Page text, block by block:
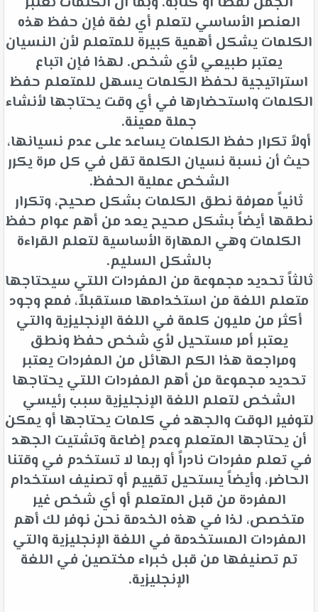
العنصر الأساسي لتعلم أي لغة فإن حفظ هذه
الكلمات يشكل أهمية كبيرة للمتعلم لأن النسيان
يعتبر طبيعي لأي شخص. لهذا فإن اتباع
استراتيجية لحفظ الكلمات يسهل للمتعلم حفظ
الكلمات واستحضارها في أي وقت يحتاجها لأنشاء
جملة معينة.
أولاً تكرار حفظ الكلمات يساعد على عدم نسيانها،
حيث أن نسبة نسيان الكلمة تقل في كل مرة يكرر
الشخص عملية الحفظ.
ثانياً معرفة نطق الكلمات بشكل صحيح، وتكرار
نطقها أيضاً بشكل صحيح يعد من أهم عوام حفظ
الكلمات وهي المهارة الأساسية لتعلم القراءة
بالشكل السليم.
ثالثاً تحديد مجموعة من المفردات اللتي سيحتاجها
متعلم اللغة من استخدامها مستقبلاً، فمع وجود
أكثر من مليون كلمة في اللغة الإنجليزية والتي
يعتبر أمر مستحيل لأي شخص حفظ ونطق
ومراجعة هذا الكم الهائل من المفردات يعتبر
تحديد مجموعة من أهم المفردات اللتي يحتاجها
الشخص لتعلم اللغة الإنجليزية سبب رئيسي
لتوفير الوقت والجهد في كلمات يحتاجها أو يمكن
أن يحتاجها المتعلم وعدم إضاعة وتشتيت الجهد
في تعلم مفردات نادراً أو ربما لا تستخدم في وقتنا
الحاضر، وأيضاً يستحيل تقييم أو تصنيف استخدام
المفردة من قبل المتعلم أو أي شخص غير
متخصص، لذا في هذه الخدمة نحن نوفر لك أهم
المفردات المستخدمة في اللغة الإنجليزية والتي
تم تصنيفها من قبل خبراء مختصين في اللغة
الإنجليزية.